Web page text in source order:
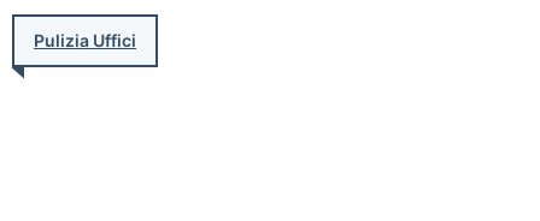
Pulizia Uffici